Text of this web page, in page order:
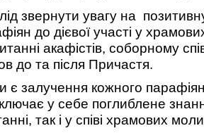
звернути увагу на
до дієвої участі у
акафістів, соборному
до та після Причастя.
залучення кожного
у себе поглиблене
так і у співі храмових